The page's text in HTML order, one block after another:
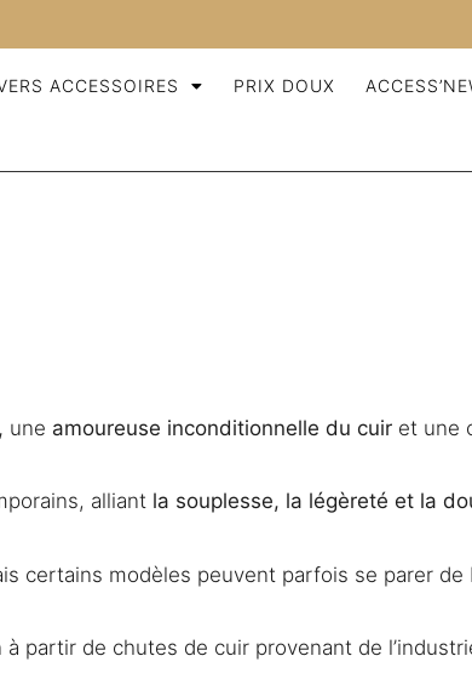
ACCESSOIRES PRIX DOUX
une amoureuse inconditionnelle du cuir et une
alliant la souplesse, la légèreté et la
certains modèles peuvent parfois se parer de
partir de chutes de cuir provenant de